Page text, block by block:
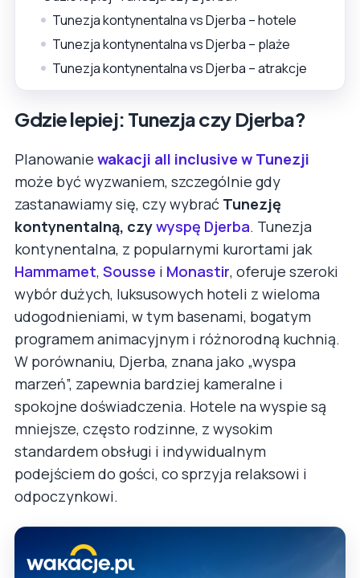
Tunezja kontynentalna vs Djerba – hotele
Tunezja kontynentalna vs Djerba – plaże
Tunezja kontynentalna vs Djerba – atrakcje
Gdzie lepiej: Tunezja czy Djerba?
Planowanie wakacji all inclusive w Tunezji
może być wyzwaniem, szczególnie gdy
zastanawiamy się, czy wybrać Tunezję
kontynentalną, czywyspę Djerba. Tunezja
kontynentalna, z popularnymi kurortami jak
Hammamet, Sousse i Monastir, oferuje szeroki
wybór dużych, luksusowych hoteli z wieloma
udogodnieniami, w tym basenami, bogatym
programem animacyjnym i różnorodną kuchnią.
W porównaniu, Djerba, znana jako „wyspa
marzeń”, zapewnia bardziej kameralne i
spokojne doświadczenia. Hotele na wyspie są
mniejsze, często rodzinne, z wysokim
standardem obsługi i indywidualnym
podejściem do gości, co sprzyja relaksowi i
odpoczynkowi.